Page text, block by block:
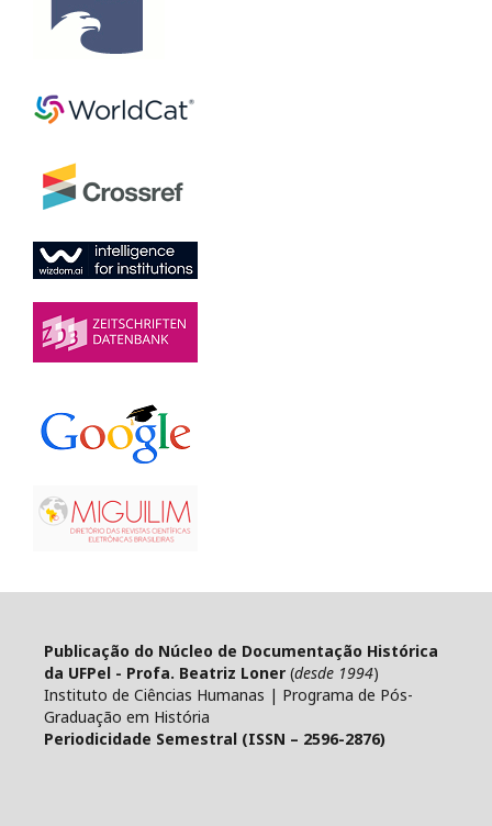
Publicação do Núcleo de Documentação Histórica
da UFPel - Profa. Beatriz Loner (desde 1994)
Instituto de Ciências Humanas | Programa de Pós-
Graduação em História
Periodicidade Semestral (ISSN – 2596-2876)